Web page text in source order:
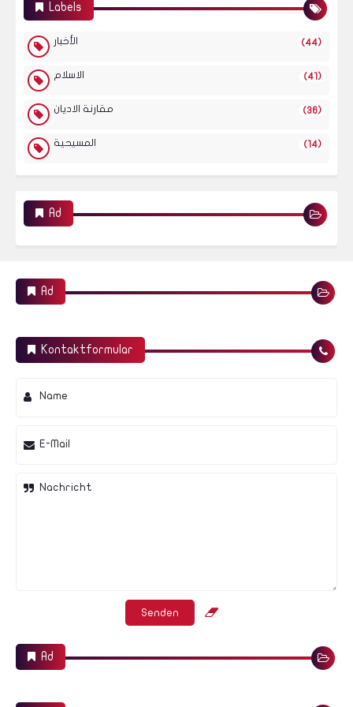
Labels
الأخبار (44)
الاسلام (41)
مقارنة الاديان (36)
المسيحية (14)
Ad
Ad
Kontaktformular
Name
E-Mail
Nachricht
Ad